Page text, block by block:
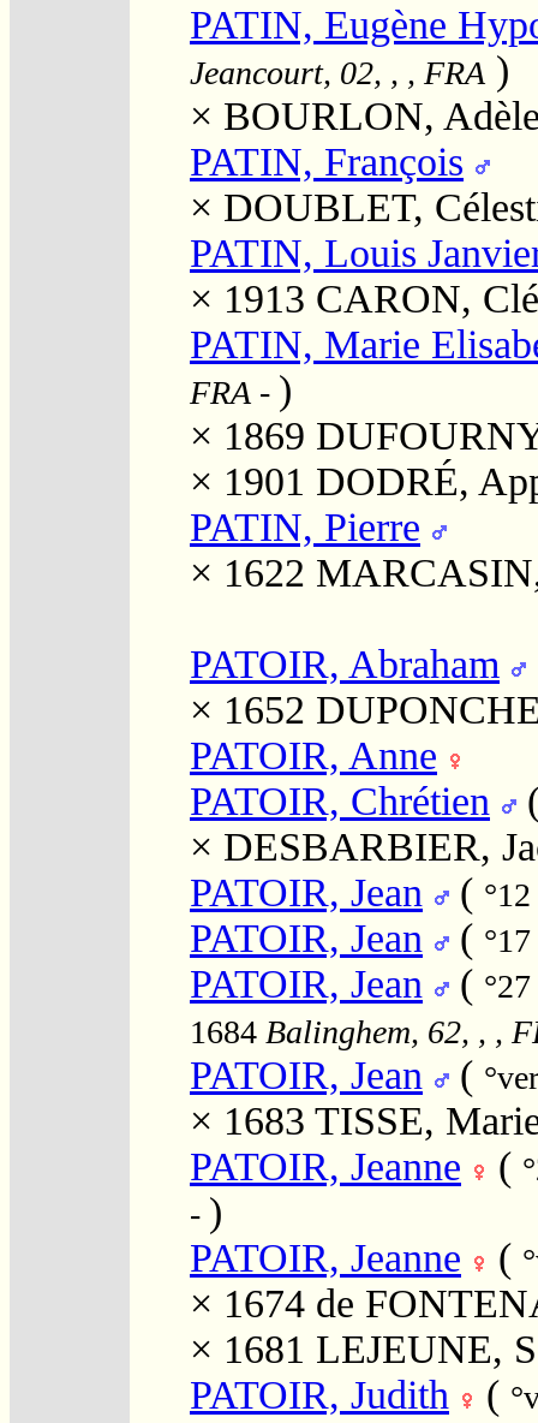
PATIN, Eugène
Jeancourt, 02, , , FRA )
× BOURLON,
PATIN, François
× DOUBLET,
PATIN, Louis
× 1913 CARON,
PATIN, Marie
FRA - )
× 1869
× 1901 DODRÉ,
PATIN, Pierre
× 1622
PATOIR, Abraham
× 1652
PATOIR, Anne
PATOIR, Chrétien
× DESBARBIER,
PATOIR, Jean
(
PATOIR, Jean (
PATOIR, Jean (
1684 Balinghem, 62, , ,
PATOIR, Jean (
× 1683 TISSE,
PATOIR, Jeanne
(
- )
PATOIR, Jeanne
(
× 1674 de
× 1681 LEJEUNE,
PATOIR, Judith
(